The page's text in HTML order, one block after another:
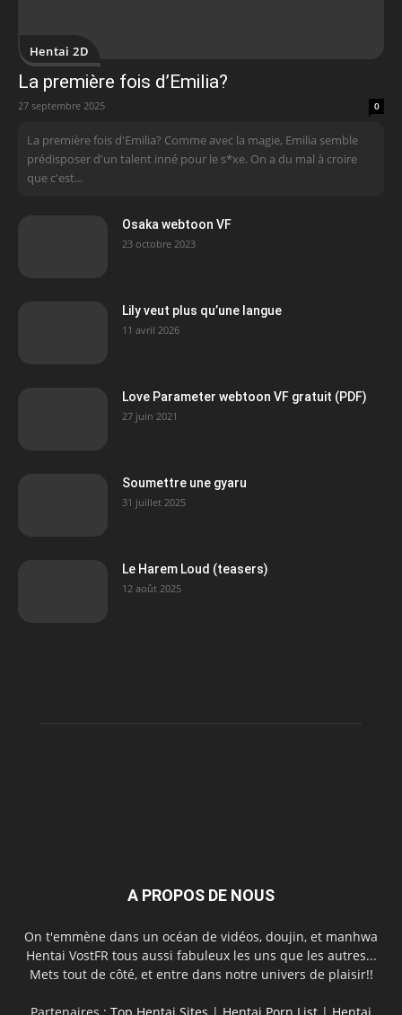
Hentai 2D
La première fois d’Emilia?
27 septembre 2025 0
La première fois d'Emilia? Comme avec la magie, Emilia semble
prédisposer d'un talent inné pour le s*xe. On a du mal à croire
que c'est...
Osaka webtoon VF
23 octobre 2023
Lily veut plus qu’une langue
11 avril 2026
Love Parameter webtoon VF gratuit (PDF)
27 juin 2021
Soumettre une gyaru
31 juillet 2025
Le Harem Loud (teasers)
12 août 2025
A PROPOS DE NOUS
On t'emmène dans un océan de vidéos, doujin, et manhwa
Hentai VostFR tous aussi fabuleux les uns que les autres...
Mets tout de côté, et entre dans notre univers de plaisir!!